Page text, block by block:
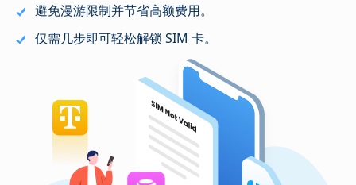
避免漫游限制并节省高额费用。
仅需几步即可轻松解锁 SIM 卡。